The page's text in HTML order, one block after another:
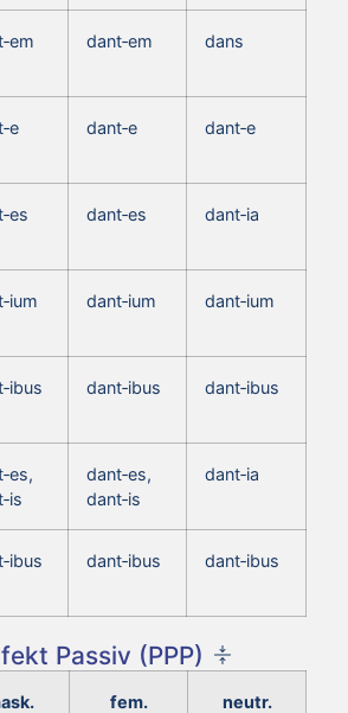
dant‑em dans
dant‑e dant‑e
dant‑es dant‑ia
dant‑ium dant‑ium
dant‑ibus dant‑ibus
dant‑es,
dant‑is
dant‑ia
dant‑ibus dant‑ibus
Passiv (PPP)
fem. neutr.